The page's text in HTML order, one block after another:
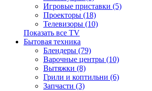
Игровые приставки (5)
Проекторы (18)
Телевизоры (10)
Показать все TV
Бытовая техника
Блендеры (79)
Варочные центры (10)
Вытяжки (8)
Грили и коптильни (6)
Запчасти (3)